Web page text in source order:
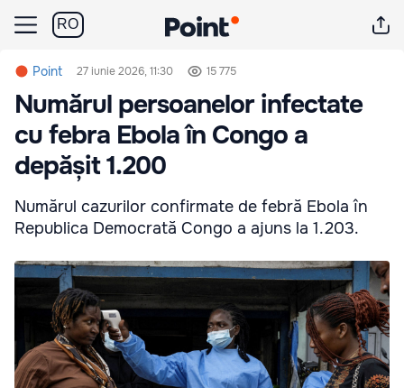
RO
Point 27 iunie 2026, 11:30 15 775
Numărul persoanelor infectate
cu febra Ebola în Congo a
depășit 1.200
Numărul cazurilor confirmate de febră Ebola în
Republica Democrată Congo a ajuns la 1.203.